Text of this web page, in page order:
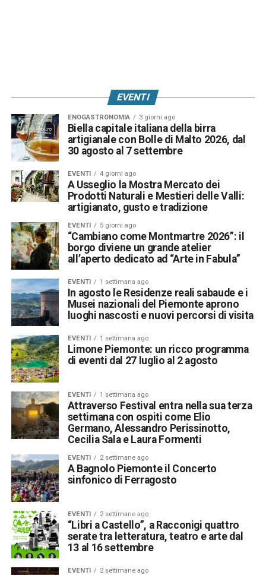
EVENTI
ENOGASTRONOMIA 3 giorni ago
Biella capitale italiana della birra
artigianale con Bolle di Malto 2026, dal
30 agosto al 7 settembre
EVENTI 4 giorni ago
A Usseglio la Mostra Mercato dei
Prodotti Naturali e Mestieri delle Valli:
artigianato, gusto e tradizione
EVENTI 5 giorni ago
“Cambiano come Montmartre 2026”: il
borgo diviene un grande atelier
all’aperto dedicato ad “Arte in Fabula”
EVENTI 1 settimana ago
In agosto le Residenze reali sabaude e i
Musei nazionali del Piemonte aprono
luoghi nascosti e nuovi percorsi di visita
EVENTI 1 settimana ago
Limone Piemonte: un ricco programma
di eventi dal 27 luglio al 2 agosto
EVENTI 1 settimana ago
Attraverso Festival entra nella sua terza
settimana con ospiti come Elio
Germano, Alessandro Perissinotto,
Cecilia Sala e Laura Formenti
EVENTI 2 settimane ago
A Bagnolo Piemonte il Concerto
sinfonico di Ferragosto
EVENTI 2 settimane ago
“Libri a Castello”, a Racconigi quattro
serate tra letteratura, teatro e arte dal
13 al 16 settembre
EVENTI 2 settimane ago